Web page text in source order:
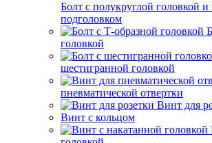
Болт с полукруглой головкой
подголовком
головкой
шестигранной головкой
пневматической отвертки
Винт для
Винт с кольцом